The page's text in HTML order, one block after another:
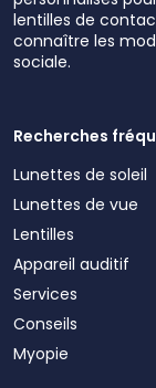
lentilles de
connaître les
sociale.
Recherches
Lunettes de soleil
Lunettes de vue
Lentilles
Appareil auditif
Services
Conseils
Myopie